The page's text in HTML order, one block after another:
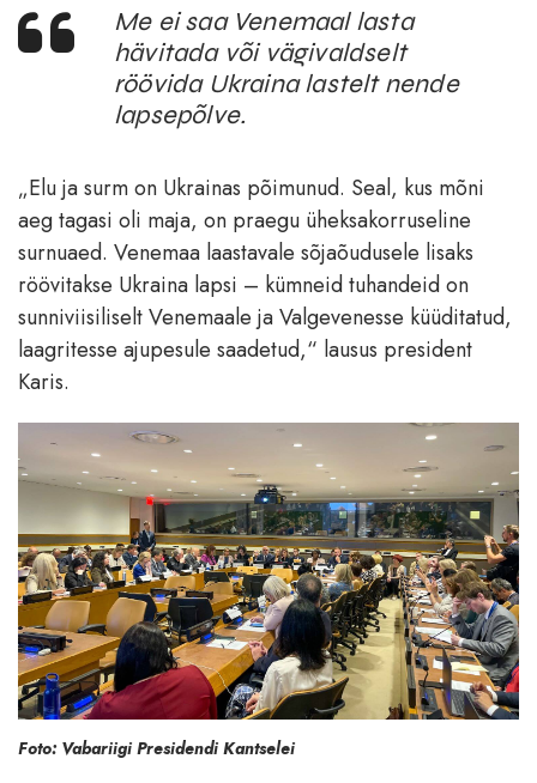
Me ei saa Venemaal lasta
hävitada või vägivaldselt
röövida Ukraina lastelt nende
lapsepõlve.
„Elu ja surm on Ukrainas põimunud. Seal, kus mõni
aeg tagasi oli maja, on praegu üheksakorruseline
surnuaed. Venemaa laastavale sõjaõudusele lisaks
röövitakse Ukraina lapsi – kümneid tuhandeid on
sunniviisiliselt Venemaale ja Valgevenesse küüditatud,
laagritesse ajupesule saadetud,“ lausus president
Karis.
Foto: Vabariigi Presidendi Kantselei